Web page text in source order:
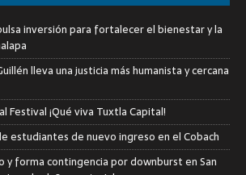
inversión para fortalecer el bienestar y la
lleva una justicia más humanista y cercana
Festival ¡Qué viva Tuxtla Capital!
estudiantes de nuevo ingreso en el Cobach
y forma contingencia por downburst en San